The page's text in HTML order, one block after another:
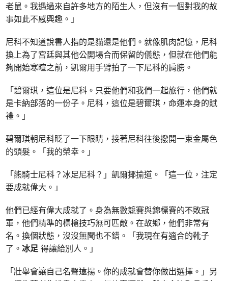
老鼠。我遇過來自許多地方的陌生人，但沒有一個對我的故
事如此不感興趣。」
尼科不知道說書人指的是貓還是他們。就像肌肉記憶，尼科
換上為了宮廷與其他公開場合而保留的儀態，但就在他們能
夠開始寒暄之前，凱爾用手臂拍了一下尼科的肩膀。
「碧爾琪，這位是尼科。只要他們和我們一起旅行，他們就
是卡納部落的一份子。尼科，這位是碧爾琪，命運本身的賦
禮。」
碧爾琪朝尼科眨了一下眼睛，接著尼科往後撥開一束金屬色
的頭髮。「我的榮幸。」
「熊騎士尼科？冰足尼科？」凱爾揶揄道。「這一位，注定
要成就偉大。」
他們已經有偉大成就了。身為無數競賽與錦標賽的不敗冠
軍，他們精準的標槍技巧無可匹敵。在故鄉，他們非常有
名。換個狀態，沒沒無聞也不錯。「我現在有適合的靴子
了。冰足得讓給別人。」
「壯舉會讓自己名聲遠揚。你的成就會替你做出選擇。」另